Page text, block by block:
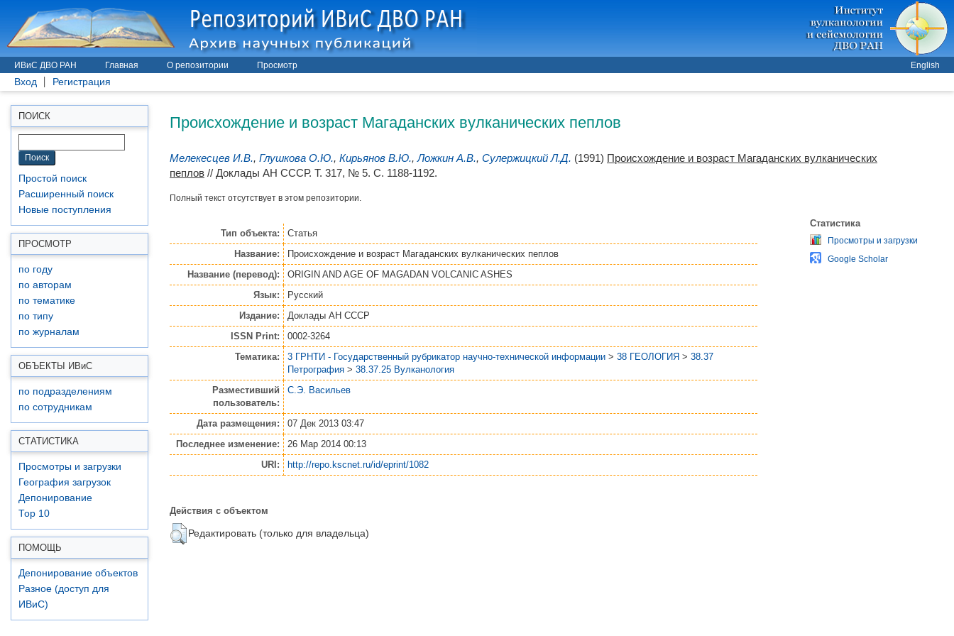
ИВиС ДВО РАН Главная О репозитории Просмотр English
Вход Регистрация
ПОИСК
Простой поиск
Расширенный поиск
Новые поступления
ПРОСМОТР
по году
по авторам
по тематике
по типу
по журналам
ОБЪЕКТЫ ИВиС
по подразделениям
по сотрудникам
СТАТИСТИКА
Просмотры и загрузки
География загрузок
Депонирование
Top 10
ПОМОЩЬ
Депонирование объектов
Разное (доступ для
ИВиС)
Происхождение и возраст Магаданских вулканических пеплов
Мелекесцев И.В., Глушкова О.Ю., Кирьянов В.Ю.,Ложкин А.В., Сулержицкий Л.Д. (1991) Происхождение и возраст Магаданских вулканических
пеплов // Доклады АН СССР. Т. 317, № 5. С. 1188-1192.
Полный текст отсутствует в этом репозитории.
Тип объекта:
Статья
Название:
Происхождение и возраст Магаданских вулканических пеплов
Название (перевод):
ORIGIN AND AGE OF MAGADAN VOLCANIC ASHES
Язык:
Русский
Издание:
Доклады АН СССР
ISSN Print:
0002-3264
Тематика:
3 ГРНТИ - Государственный рубрикатор научно-технической информации > 38 ГЕОЛОГИЯ > 38.37
Петрография > 38.37.25 Вулканология
Разместивший
пользователь:
С.Э. Васильев
Дата размещения:
07 Дек 2013 03:47
Последнее изменение:
26 Мар 2014 00:13
URI:
http://repo.kscnet.ru/id/eprint/1082
Действия с объектом
Редактировать (только для владельца)
Статистика
Просмотры и загрузки
Google Scholar